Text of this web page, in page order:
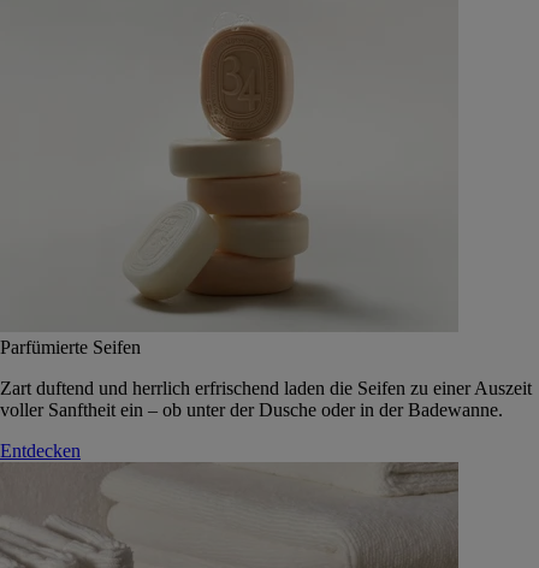
Parfümierte Seifen
Zart duftend und herrlich erfrischend laden die Seifen zu einer Auszeit
voller Sanftheit ein – ob unter der Dusche oder in der Badewanne.
Entdecken